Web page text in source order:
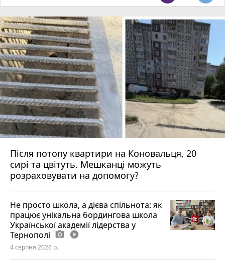
Після потопу квартири на Коновальця, 20
сирі та цвітуть. Мешканці можуть
розраховувати на допомогу?
Не просто школа, а дієва спільнота: як
працює унікальна бордингова школа
Української академії лідерства у
Тернополі photo_camera play_circle_filled
4 серпня 2026 р.